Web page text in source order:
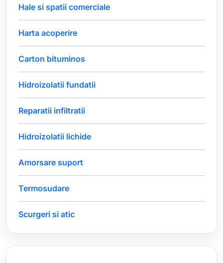
Hale si spatii comerciale
Harta acoperire
Carton bituminos
Hidroizolatii fundatii
Reparatii infiltratii
Hidroizolatii lichide
Amorsare suport
Termosudare
Scurgeri si atic